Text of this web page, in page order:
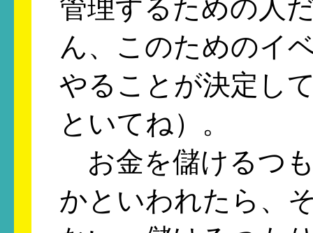
管理するための人
ん、このためのイ
やることが決定し
といてね）。
お金を儲けるつ
かといわれたら、